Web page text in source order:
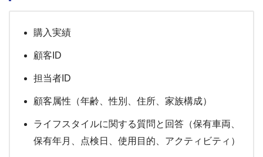
購入実績
顧客ID
担当者ID
顧客属性（年齢、性別、住所、家族構成）
ライフスタイルに関する質問と回答（保有車両、
保有年月、点検日、使用目的、アクティビティ）